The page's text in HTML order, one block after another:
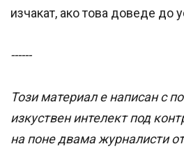
изчакат, ако това доведе до
------
Този материал е написан с
изкуствен интелект под
на поне двама журналисти